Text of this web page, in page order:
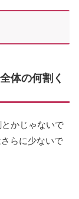
体の何割く
かじゃないで
らに少ないで